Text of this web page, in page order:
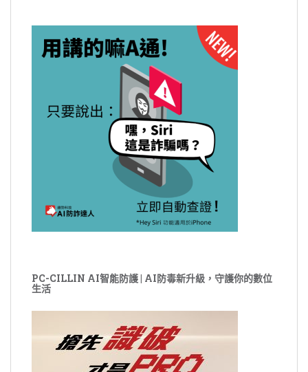
PC-CILLIN AI智能防護 | AI防毒新升級，守護你的數位
生活